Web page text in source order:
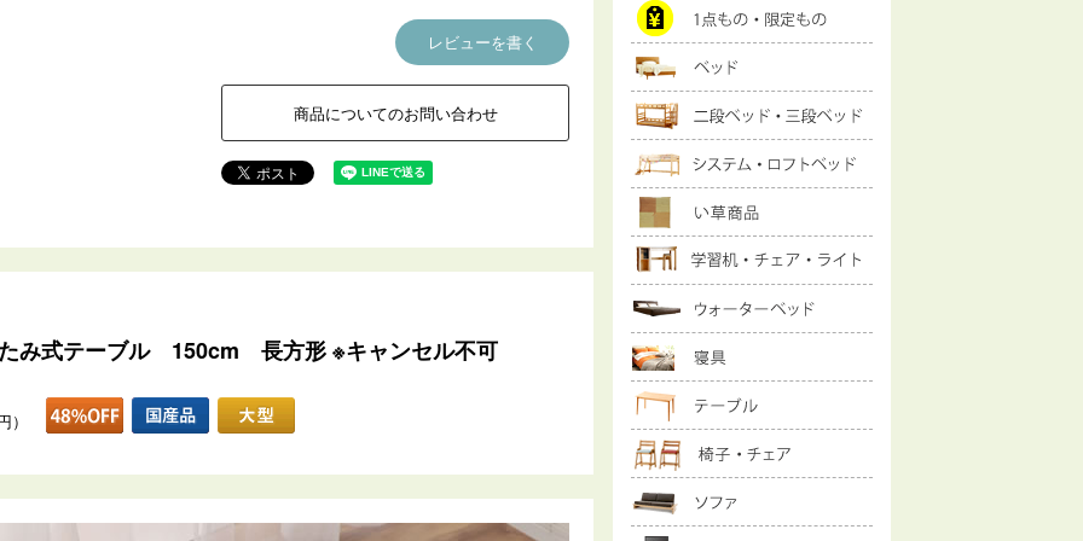
レビューを書く
商品についてのお問い合わせ
み式テーブル 150cm 長方形 ※キャンセル不可